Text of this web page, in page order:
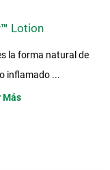
Lotion
la forma natural de
inflamado ...
Más